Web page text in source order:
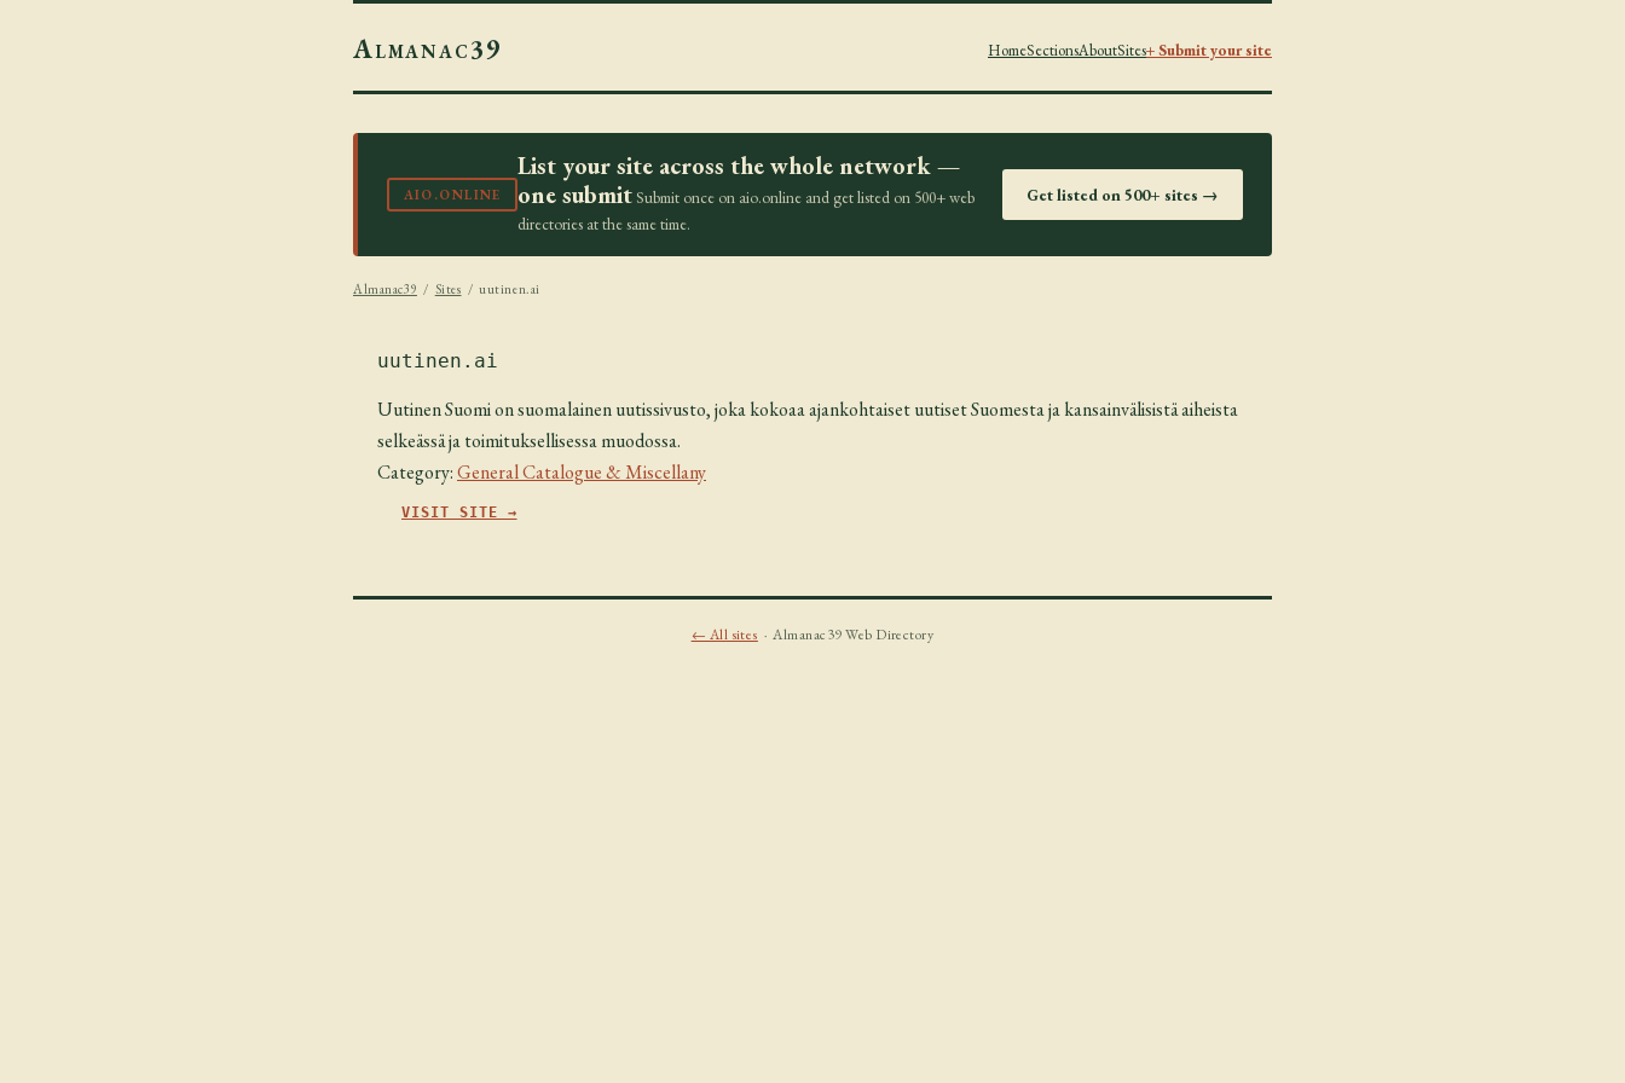
Almanac39 HomeSectionsAboutSites+ Submit your site
AIO.ONLINE
List your site across the whole network —
one submit Submit once on aio.online and get listed on 500+ web
directories at the same time.
Get listed on 500+ sites →
Almanac39 / Sites / uutinen.ai
uutinen.ai
Uutinen Suomi on suomalainen uutissivusto, joka kokoaa ajankohtaiset uutiset Suomesta ja kansainvälisistä aiheista
selkeässä ja toimituksellisessa muodossa.
Category:General Catalogue & Miscellany
VISIT SITE →
← All sites · Almanac39 Web Directory